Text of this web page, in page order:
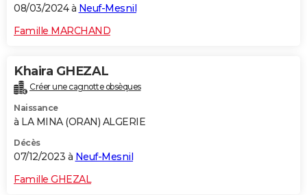
08/03/2024 à Neuf-Mesnil
Famille MARCHAND
Khaira GHEZAL
Créer une cagnotte obsèques
Naissance
à LA MINA (ORAN) ALGERIE
Décès
07/12/2023 à Neuf-Mesnil
Famille GHEZAL